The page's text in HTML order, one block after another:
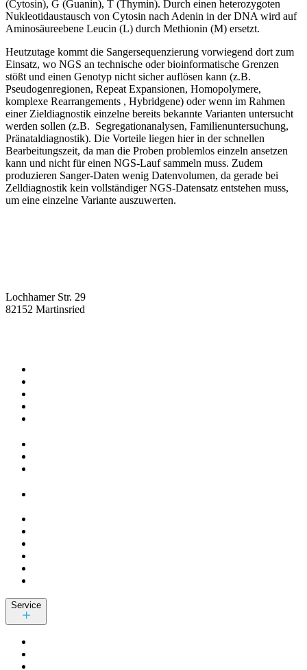
(Cytosin), G (Guanin), T (Thymin). Durch einen heterozygoten
Nukleotidaustausch von Cytosin nach Adenin in der DNA wird auf
Aminosäureebene Leucin (L) durch Methionin (M) ersetzt.
Heutzutage kommt die Sangersequenzierung vorwiegend dort zum
Einsatz, wo NGS an technische oder bioinformatische Grenzen
stößt und einen Genotyp nicht sicher auflösen kann (z.B.
Pseudogenregionen, Repeat Expansionen, Homopolymere,
komplexe Rearrangements , Hybridgene) oder wenn im Rahmen
einer Zieldiagnostik einzelne bereits bekannte Varianten untersucht
werden sollen (z.B. Segregationanalysen, Familienuntersuchung,
Pränataldiagnostik). Die Vorteile liegen hier in der schnellen
Bearbeitungszeit, da man die Proben problemlos einzeln ansetzen
kann und nicht für einen NGS-Lauf sammeln muss. Zudem
produzieren Sanger-Daten wenig Datenvolumen, da gerade bei
Zelldiagnostik kein vollständiger NGS-Datensatz entstehen muss,
um eine einzelne Variante auszuwerten.
Lochhamer Str. 29
82152 Martinsried
Service